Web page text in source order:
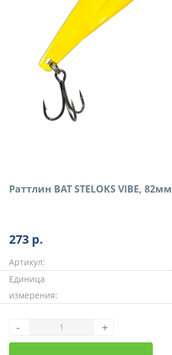
Раттлин BAT STELOKS VIBE,
273 р.
Артикул:
Единица
измерения:
- +